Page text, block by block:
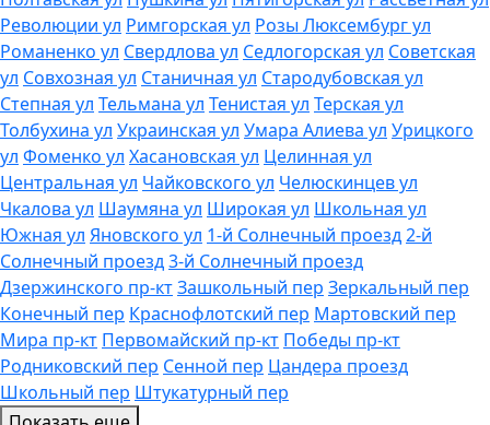
Революции ул Римгорская ул Розы Люксембург ул
Романенко ул Свердлова ул Седлогорская ул Советская
ул Совхозная ул Станичная ул Стародубовская ул
Степная ул Тельмана ул Тенистая ул Терская ул
Толбухина ул Украинская ул Умара Алиева ул Урицкого
ул Фоменко ул Хасановская ул Целинная ул
Центральная ул Чайковского ул Челюскинцев ул
Чкалова ул Шаумяна ул Широкая ул Школьная ул
Южная ул Яновского ул 1-й Солнечный проезд2-й
Солнечный проезд3-й Солнечный проезд
Дзержинского пр-ктЗашкольный пер Зеркальный пер
Конечный пер Краснофлотский пер Мартовский пер
Мира пр-кт Первомайский пр-кт Победы пр-кт
Родниковский пер Сенной пер Цандера проезд
Школьный пер Штукатурный пер